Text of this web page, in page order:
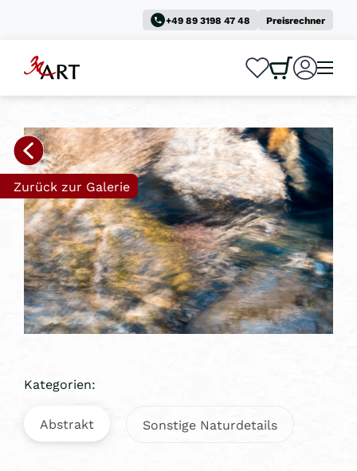
+49 89 3198 47 48 Preisrechner
0
Zurück zur Galerie
Kategorien:
Abstrakt Sonstige Naturdetails